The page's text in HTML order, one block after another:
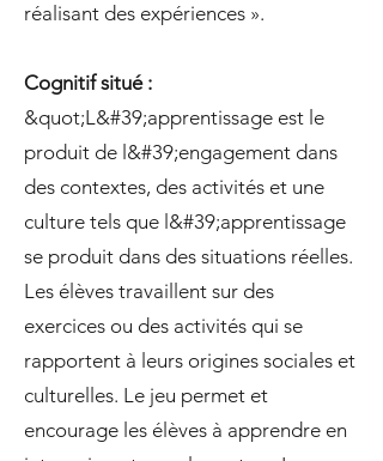
réalisant des expériences ».
Cognitif situé :
&quot;L&#39;apprentissage est le
produit de l&#39;engagement dans
des contextes, des activités et une
culture tels que l&#39;apprentissage
se produit dans des situations réelles.
Les élèves travaillent sur des
exercices ou des activités qui se
rapportent à leurs origines sociales et
culturelles. Le jeu permet et
encourage les élèves à apprendre en